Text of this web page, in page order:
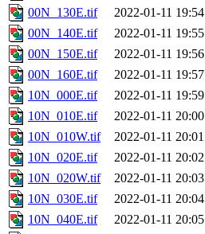
00N_130E.tif
2022-01-11 19:54
00N_140E.tif
2022-01-11 19:55
00N_150E.tif
2022-01-11 19:56
00N_160E.tif
2022-01-11 19:57
10N_000E.tif
2022-01-11 19:59
10N_010E.tif
2022-01-11 20:00
10N_010W.tif
2022-01-11 20:01
10N_020E.tif
2022-01-11 20:02
10N_020W.tif
2022-01-11 20:03
10N_030E.tif
2022-01-11 20:04
10N_040E.tif
2022-01-11 20:05